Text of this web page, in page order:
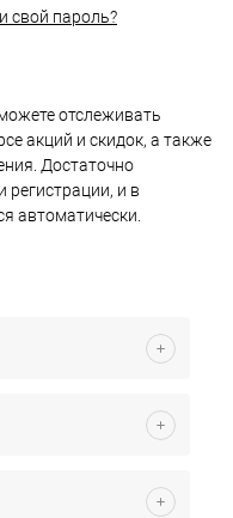
свой пароль?
отслеживать
акций и скидок, а также
Достаточно
регистрации, и в
автоматически.